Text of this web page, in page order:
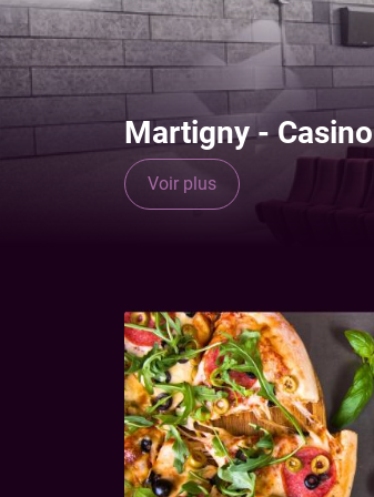
Martigny - Casino
Voir plus